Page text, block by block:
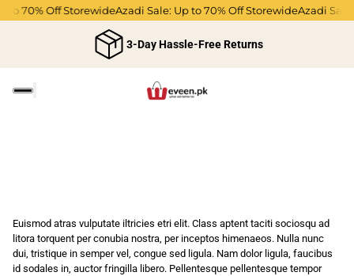
to 70% Off StorewideAzadi Sale: Up to 70% Off StorewideAzadi Sale:
3-Day Hassle-Free Returns
Euismod atras vulputate iltricies etri elit. Class aptent taciti sociosqu ad
litora torquent per conubia nostra, per inceptos himenaeos. Nulla nunc
dui, tristique in semper vel, congue sed ligula. Nam dolor ligula, faucibus
id sodales in, auctor fringilla libero. Pellentesque pellentesque tempor